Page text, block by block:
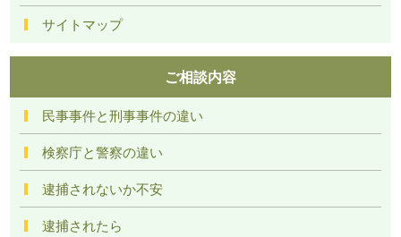
サイトマップ
ご相談内容
民事事件と刑事事件の違い
検察庁と警察の違い
逮捕されないか不安
逮捕されたら